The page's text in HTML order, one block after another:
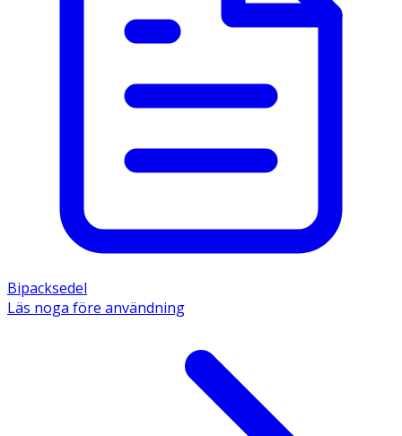
Bipacksedel
Läs noga före användning